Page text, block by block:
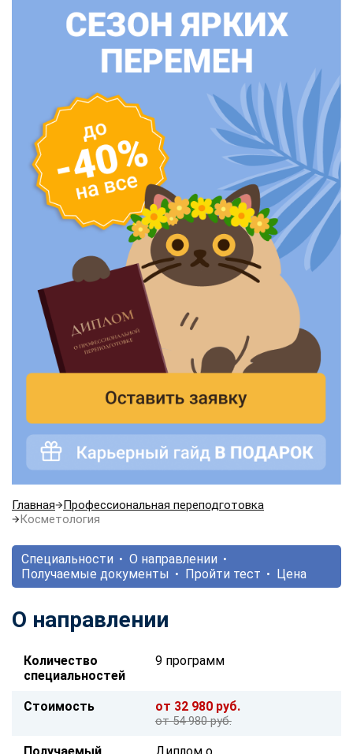
Главная
Профессиональная переподготовка
Косметология
Специальности
О направлении
Получаемые документы
Пройти тест Цена
О направлении
Количество
специальностей
9 программ
Стоимость от 32 980 руб.
от 54 980 руб.